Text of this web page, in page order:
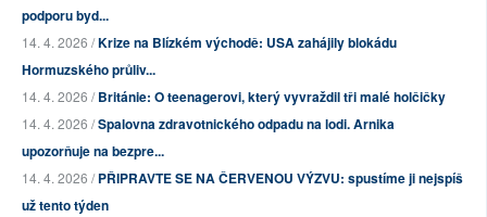
podporu byd...
14. 4. 2026 /Krize na Blízkém východě: USA zahájily blokádu
Hormuzského průliv...
14. 4. 2026 /Británie: O teenagerovi, který vyvraždil tři malé holčičky
14. 4. 2026 /Spalovna zdravotnického odpadu na lodi. Arnika
upozorňuje na bezpre...
14. 4. 2026 /PŘIPRAVTE SE NA ČERVENOU VÝZVU: spustíme ji nejspíš
už tento týden